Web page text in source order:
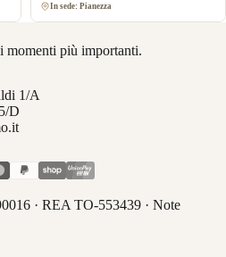
In sede: Pianezza
momenti più importanti.
1/A
D
· REA TO-553439 · Note